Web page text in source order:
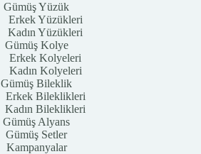
Gümüş Yüzük
Erkek Yüzükleri
Kadın Yüzükleri
Gümüş Kolye
Erkek Kolyeleri
Kadın Kolyeleri
Gümüş Bileklik
Erkek Bileklikleri
Kadın Bileklikleri
Gümüş Alyans
Gümüş Setler
Kampanyalar